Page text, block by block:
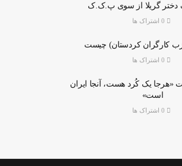
دختر گریلا از سوی پ.ک.ک
کارگران کردستان) چیست
یک کُرد هست، آنجا ایران
است»